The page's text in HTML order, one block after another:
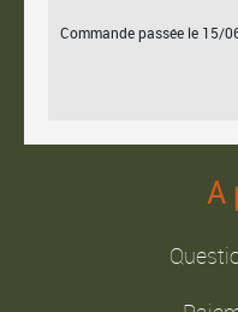
Commande passée le 15/
A